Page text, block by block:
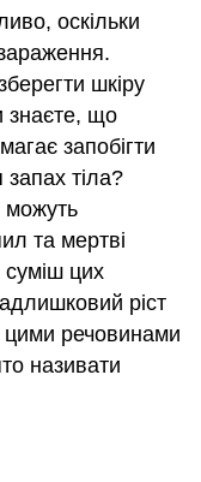
оскільки
шкіру
знаєте, що
запобігти
запах тіла?
можуть
та мертві
цих
ріст
цими речовинами
називати